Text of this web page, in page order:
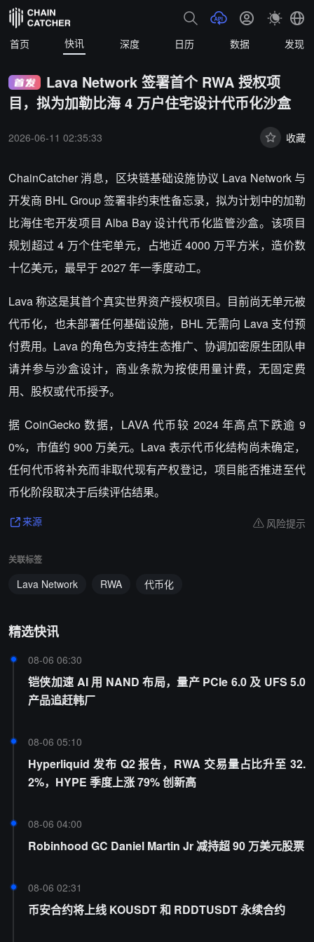
首页 快讯 深度 日历 数据 发现
Lava Network 签署首个 RWA 授权项
目，拟为加勒比海 4 万户住宅设计代币化沙盒
2026-06-11 02:35:33 收藏
ChainCatcher 消息， 区块链基础设施协议 Lava Network 与
开发商 BHL Group 签署非约束性备忘录，拟为计划中的加勒
比海住宅开发项目 Alba Bay 设计代币化监管沙盒。该项目
规划超过 4 万个住宅单元，占地近 4000 万平方米，造价数
十亿美元，最早于 2027 年一季度动工。
Lava 称这是其首个真实世界资产授权项目。目前尚无单元被
代币化，也未部署任何基础设施，BHL 无需向 Lava 支付预
付费用。Lava 的角色为支持生态推广、协调加密原生团队申
请并参与沙盒设计，商业条款为按使用量计费，无固定费
用、股权或代币授予。
据 CoinGecko 数据，LAVA 代币较 2024 年高点下跌逾 9
0%，市值约 900 万美元。Lava 表示代币化结构尚未确定，
任何代币将补充而非取代现有产权登记，项目能否推进至代
币化阶段取决于后续评估结果。
来源 风险提示
关联标签
Lava Network RWA 代币化
精选快讯
08-06 06:30
铠侠加速 AI 用 NAND 布局，量产 PCIe 6.0 及 UFS 5.0
产品追赶韩厂
08-06 05:10
Hyperliquid 发布 Q2 报告，RWA 交易量占比升至 32.
2%，HYPE 季度上涨 79% 创新高
08-06 04:00
Robinhood GC Daniel Martin Jr 减持超 90 万美元股票
08-06 02:31
币安合约将上线 KOUSDT 和 RDDTUSDT 永续合约